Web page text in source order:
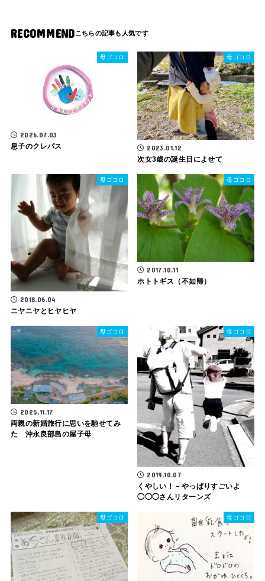
RECOMMEND
母ゴコロ
2026.07.03
息子のクレパス
母ゴコロ
2023.01.12
次女3歳の誕生日によせて
母ゴコロ
2018.06.04
ニヤニヤとヒヤヒヤ
母ゴコロ
2017.10.11
ホトトギス（不如帰）
母ゴコロ
2025.11.17
両親の新婚旅行に思いを馳せてみ
た 沖永良部島の屋子母
母ゴコロ
2019.10.07
くやしい！－やっぱりすごいよ
◯◯◯さんリターンズ
母ゴコロ 母ゴコロ